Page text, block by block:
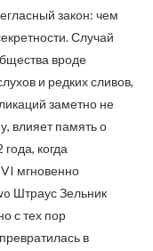
закон: чем
Случай
вроде
и редких сливов,
заметно не
влияет память о
когда
мгновенно
Штраус Зельник
с тех пор
в